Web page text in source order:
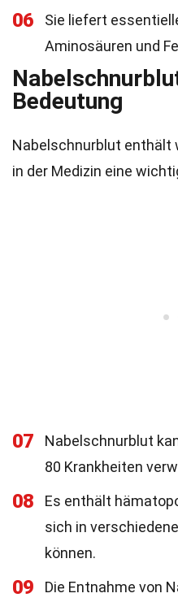
06
Sie liefert
Aminosäuren und
Bedeutung
Nabelschnurblut enthält
in der Medizin eine
07
Nabelschnurblut
80 Krankheiten
08
Es enthält
sich in
können.
09 Die Entnahme von